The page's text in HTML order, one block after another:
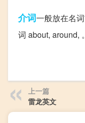
介词一般放在名
词 about, around, 。
上一篇
雷龙英文